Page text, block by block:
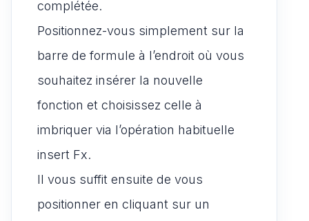
complétée.
Positionnez-vous simplement sur la
barre de formule à l’endroit où vous
souhaitez insérer la nouvelle
fonction et choisissez celle à
imbriquer via l’opération habituelle
insert Fx.
Il vous suffit ensuite de vous
positionner en cliquant sur un